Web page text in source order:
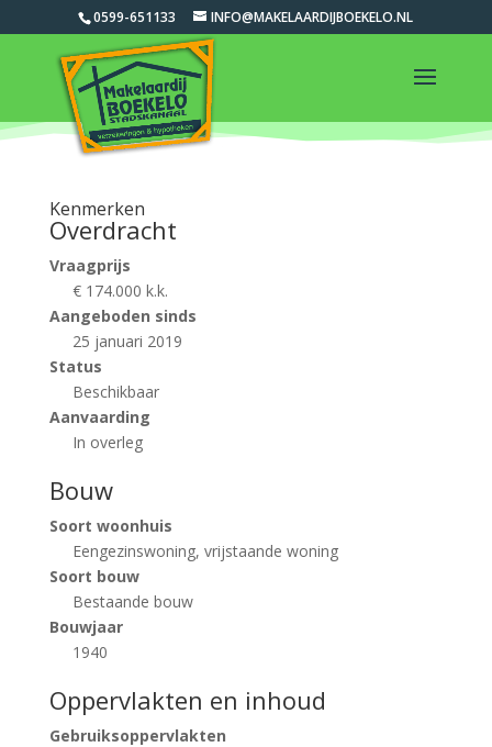
0599-651133 INFO@MAKELAARDIJBOEKELO.NL
Kenmerken
Overdracht
Vraagprijs
€ 174.000 k.k.
Aangeboden sinds
25 januari 2019
Status
Beschikbaar
Aanvaarding
In overleg
Bouw
Soort woonhuis
Eengezinswoning, vrijstaande woning
Soort bouw
Bestaande bouw
Bouwjaar
1940
Oppervlakten en inhoud
Gebruiksoppervlakten